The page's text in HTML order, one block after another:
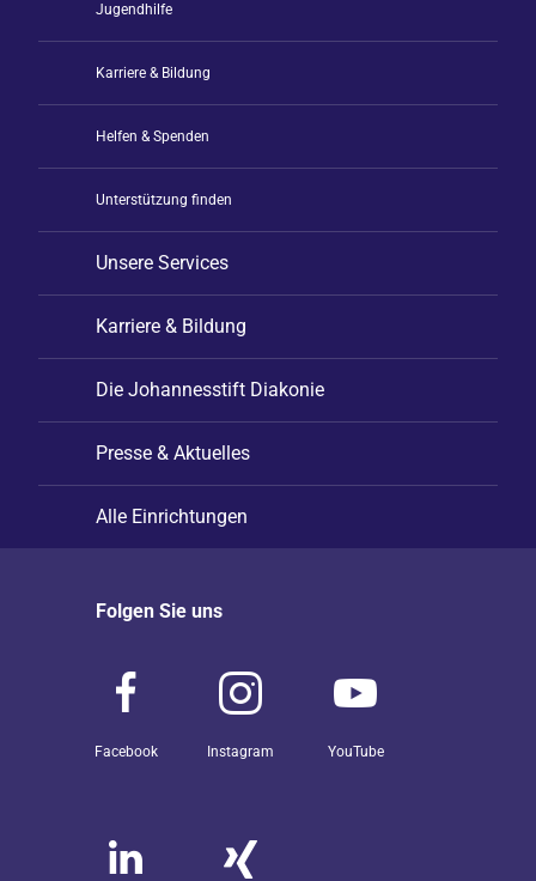
Jugendhilfe
Karriere & Bildung
Helfen & Spenden
Unterstützung finden
Unsere Services
Karriere & Bildung
Die Johannesstift Diakonie
Presse & Aktuelles
Alle Einrichtungen
Folgen Sie uns
Facebook Instagram YouTube